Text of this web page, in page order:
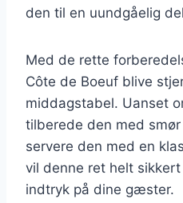
den til en uundgåelig
Med de rette
Côte de Boeuf blive
middagstabel. Uanset
tilberede den med
servere den med en
vil denne ret helt
indtryk på dine gæster.